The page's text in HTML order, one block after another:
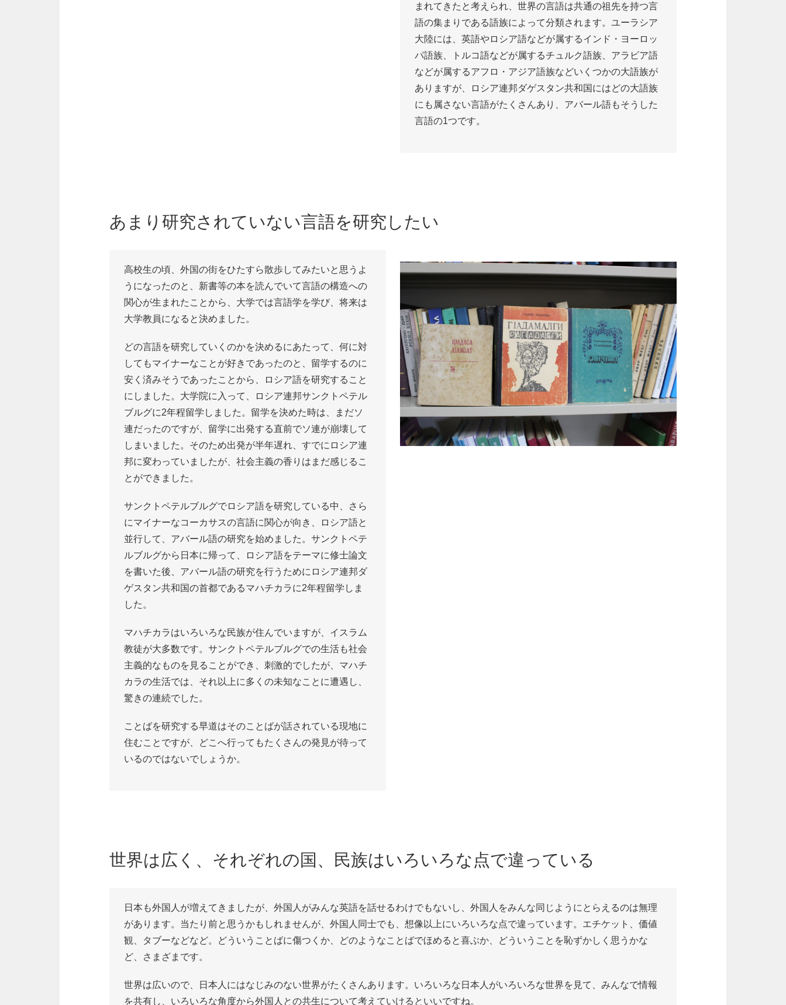
まれてきたと考えられ、世界の言語は共通の祖先を持つ言
語の集まりである語族によって分類されます。ユーラシア
大陸には、英語やロシア語などが属するインド・ヨーロッ
パ語族、トルコ語などが属するチュルク語族、アラビア語
などが属するアフロ・アジア語族などいくつかの大語族が
ありますが、ロシア連邦ダゲスタン共和国にはどの大語族
にも属さない言語がたくさんあり、アバール語もそうした
言語の1つです。
あまり研究されていない言語を研究したい
高校生の頃、外国の街をひたすら散歩してみたいと思うよ
うになったのと、新書等の本を読んでいて言語の構造への
関心が生まれたことから、大学では言語学を学び、将来は
大学教員になると決めました。
どの言語を研究していくのかを決めるにあたって、何に対
してもマイナーなことが好きであったのと、留学するのに
安く済みそうであったことから、ロシア語を研究すること
にしました。大学院に入って、ロシア連邦サンクトペテル
ブルグに2年程留学しました。留学を決めた時は、まだソ
連だったのですが、留学に出発する直前でソ連が崩壊して
しまいました。そのため出発が半年遅れ、すでにロシア連
邦に変わっていましたが、社会主義の香りはまだ感じるこ
とができました。
サンクトペテルブルグでロシア語を研究している中、さら
にマイナーなコーカサスの言語に関心が向き、ロシア語と
並行して、アバール語の研究を始めました。サンクトペテ
ルブルグから日本に帰って、ロシア語をテーマに修士論文
を書いた後、アバール語の研究を行うためにロシア連邦ダ
ゲスタン共和国の首都であるマハチカラに2年程留学しま
した。
マハチカラはいろいろな民族が住んでいますが、イスラム
教徒が大多数です。サンクトペテルブルグでの生活も社会
主義的なものを見ることができ、刺激的でしたが、マハチ
カラの生活では、それ以上に多くの未知なことに遭遇し、
驚きの連続でした。
ことばを研究する早道はそのことばが話されている現地に
住むことですが、どこへ行ってもたくさんの発見が待って
いるのではないでしょうか。
世界は広く、それぞれの国、民族はいろいろな点で違っている
日本も外国人が増えてきましたが、外国人がみんな英語を話せるわけでもないし、外国人をみんな同じようにとらえるのは無理
があります。当たり前と思うかもしれませんが、外国人同士でも、想像以上にいろいろな点で違っています。エチケット、価値
観、タブーなどなど。どういうことばに傷つくか、どのようなことばでほめると喜ぶか、どういうことを恥ずかしく思うかな
ど、さまざまです。
世界は広いので、日本人にはなじみのない世界がたくさんあります。いろいろな日本人がいろいろな世界を見て、みんなで情報
を共有し、いろいろな角度から外国人との共生について考えていけるといいですね。